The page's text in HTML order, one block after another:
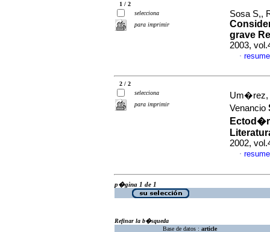
1 / 2
selecciona
para imprimir
Sosa S,,
grave
2003,
·
2 / 2
selecciona
para imprimir
Um�rez,
Venancio
2002,
·
p�gina 1 de 1
Refinar la b�squeda
Base de datos : article